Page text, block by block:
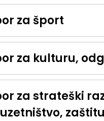
za šport
za kulturu,
za strateški